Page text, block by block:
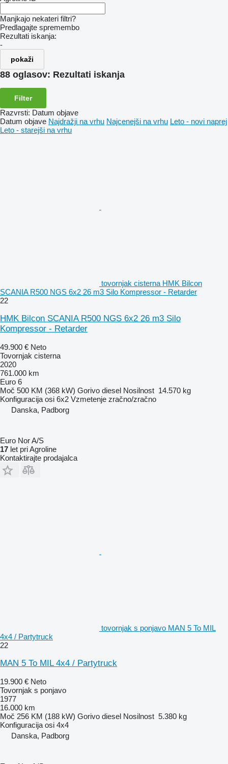
Manjkajo nekateri filtri?
Predlagajte spremembo
Rezultati iskanja:
-
pokaži
88 oglasov: Rezultati iskanja
Filter
Razvrsti: Datum objave
Datum objave Najdražji na vrhu Najcenejši na vrhu Leto - novi naprej
Leto - starejši na vrhu
tovornjak cisterna HMK Bilcon
SCANIA R500 NGS 6x2 26 m3 Silo Kompressor - Retarder
22
HMK Bilcon SCANIA R500 NGS 6x2 26 m3 Silo
Kompressor - Retarder
49.900 € Neto
Tovornjak cisterna
2020
761.000 km
Euro 6
Moč 500 KM (368 kW) Gorivo diesel Nosilnost 14.570 kg
Konfiguracija osi 6x2 Vzmetenje zračno/zračno
Danska, Padborg
Euro Nor A/S
17 let pri Agroline
Kontaktirajte prodajalca
tovornjak s ponjavo MAN 5 To MIL
4x4 / Partytruck
22
MAN 5 To MIL 4x4 / Partytruck
19.900 € Neto
Tovornjak s ponjavo
1977
16.000 km
Moč 256 KM (188 kW) Gorivo diesel Nosilnost 5.380 kg
Konfiguracija osi 4x4
Danska, Padborg